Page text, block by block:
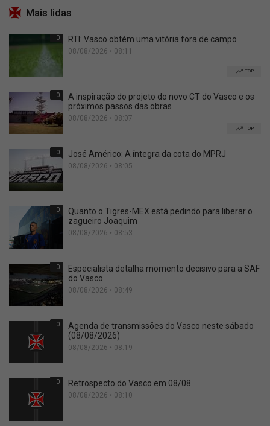
Mais lidas
0 RTI: Vasco obtém uma vitória fora de campo
08/08/2026 • 08:11
TOP
0
A inspiração do projeto do novo CT do Vasco e os
próximos passos das obras
08/08/2026 • 08:07
TOP
0 José Américo: A íntegra da cota do MPRJ
08/08/2026 • 08:05
0
Quanto o Tigres-MEX está pedindo para liberar o
zagueiro Joaquim
08/08/2026 • 08:53
0
Especialista detalha momento decisivo para a SAF
do Vasco
08/08/2026 • 08:49
0
Agenda de transmissões do Vasco neste sábado
(08/08/2026)
08/08/2026 • 08:19
0 Retrospecto do Vasco em 08/08
08/08/2026 • 08:10